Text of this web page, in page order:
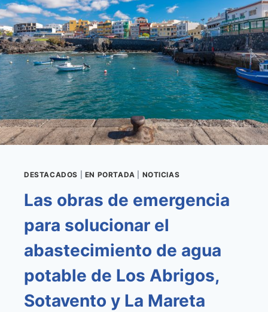
SOMBRA
Y
PROTECCIÓN
EN
SIETE
PARQUES
INFANTILES
DEL
MUNICIPIO
DESTACADOS EN PORTADA NOTICIAS
Las obras de emergencia
para solucionar el
abastecimiento de agua
potable de Los Abrigos,
Sotavento y La Mareta